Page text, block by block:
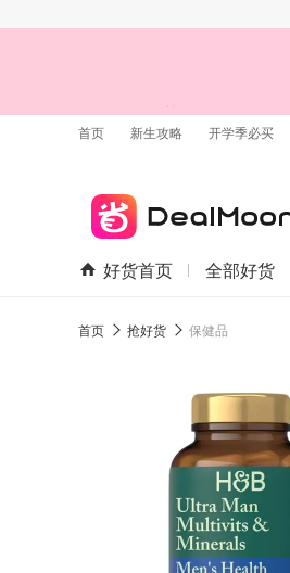
首页 新生攻略 开学季必买
好货首页 全部好货
首页 抢好货 保健品